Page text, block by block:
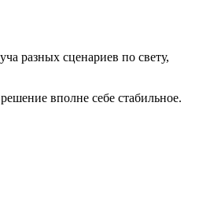
разных сценариев по свету,
вполне себе стабильное.